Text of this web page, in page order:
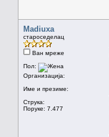
Madiuxa
староседелац
Ван мреже
Пол:
Организација:
Име и презиме:
Струка:
Поруке: 7.477